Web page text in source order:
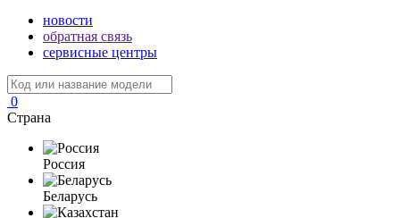
новости
обратная связь
сервисные центры
0
Страна
Россия
Беларусь